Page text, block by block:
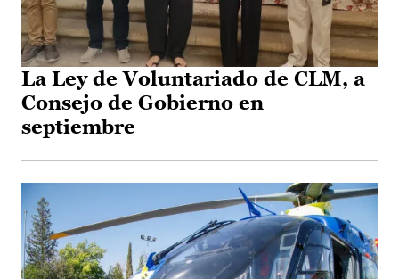
La Ley de Voluntariado de CLM, a
Consejo de Gobierno en
septiembre